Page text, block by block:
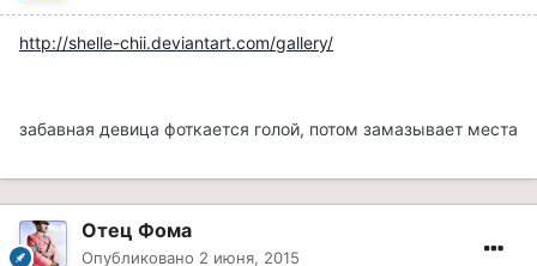
http://shelle-chii.deviantart.com/gallery/
забавная девица фоткается голой, потом замазывает места
Отец Фома
Опубликовано 2 июня, 2015